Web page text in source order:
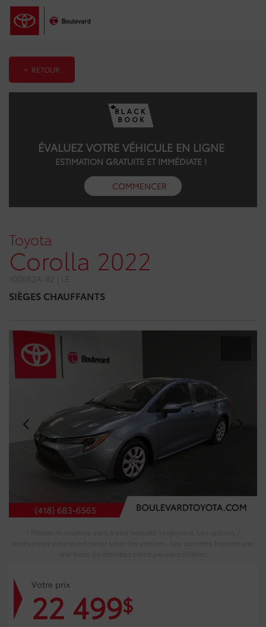
< RETOUR
ÉVALUEZ VOTRE VÉHICULE EN LIGNE
ESTIMATION GRATUITE ET IMMÉDIATE !
COMMENCER
Toyota
Corolla 2022
100082A-92 | LE
SIÈGES CHAUFFANTS
Votre prix
22 499$